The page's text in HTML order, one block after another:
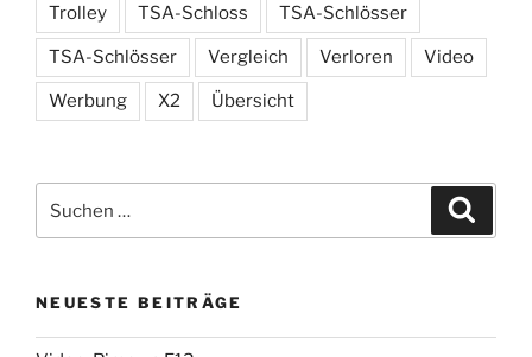
Trolley TSA-Schloss TSA-Schlösser
TSA-Schlösser Vergleich Verloren Video
Werbung X2 Übersicht
nach:
NEUESTE BEITRÄGE